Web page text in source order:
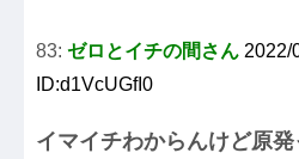
83: ゼロとイチの間さん 2022/
ID:d1VcUGfI0
イマイチわからんけど原